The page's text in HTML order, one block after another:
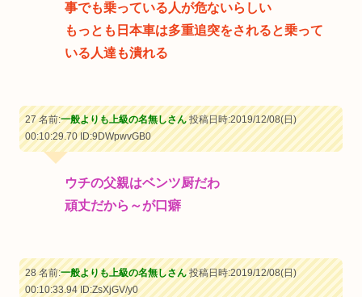
事でも乗っている人が危ないらしい
もっとも日本車は多重追突をされると乗って
いる人達も潰れる
27 名前:一般よりも上級の名無しさん投稿日時:2019/12/08(日)
00:10:29.70ID:9DWpwvGB0
ウチの父親はベンツ厨だわ
頑丈だから～が口癖
28 名前:一般よりも上級の名無しさん投稿日時:2019/12/08(日)
00:10:33.94ID:ZsXjGV/y0